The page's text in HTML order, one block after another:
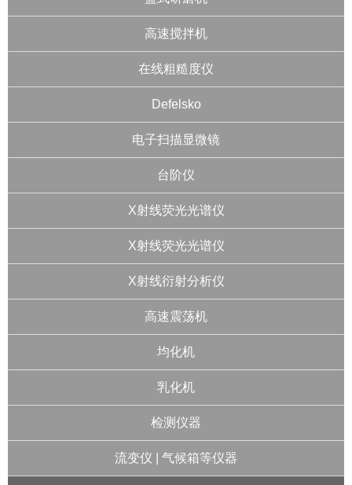
高速搅拌机
在线粗糙度仪
Defelsko
电子扫描显微镜
台阶仪
X射线荧光光谱仪
X射线荧光光谱仪
X射线衍射分析仪
高速震荡机
均化机
乳化机
检测仪器
流变仪 | 气候箱等仪器